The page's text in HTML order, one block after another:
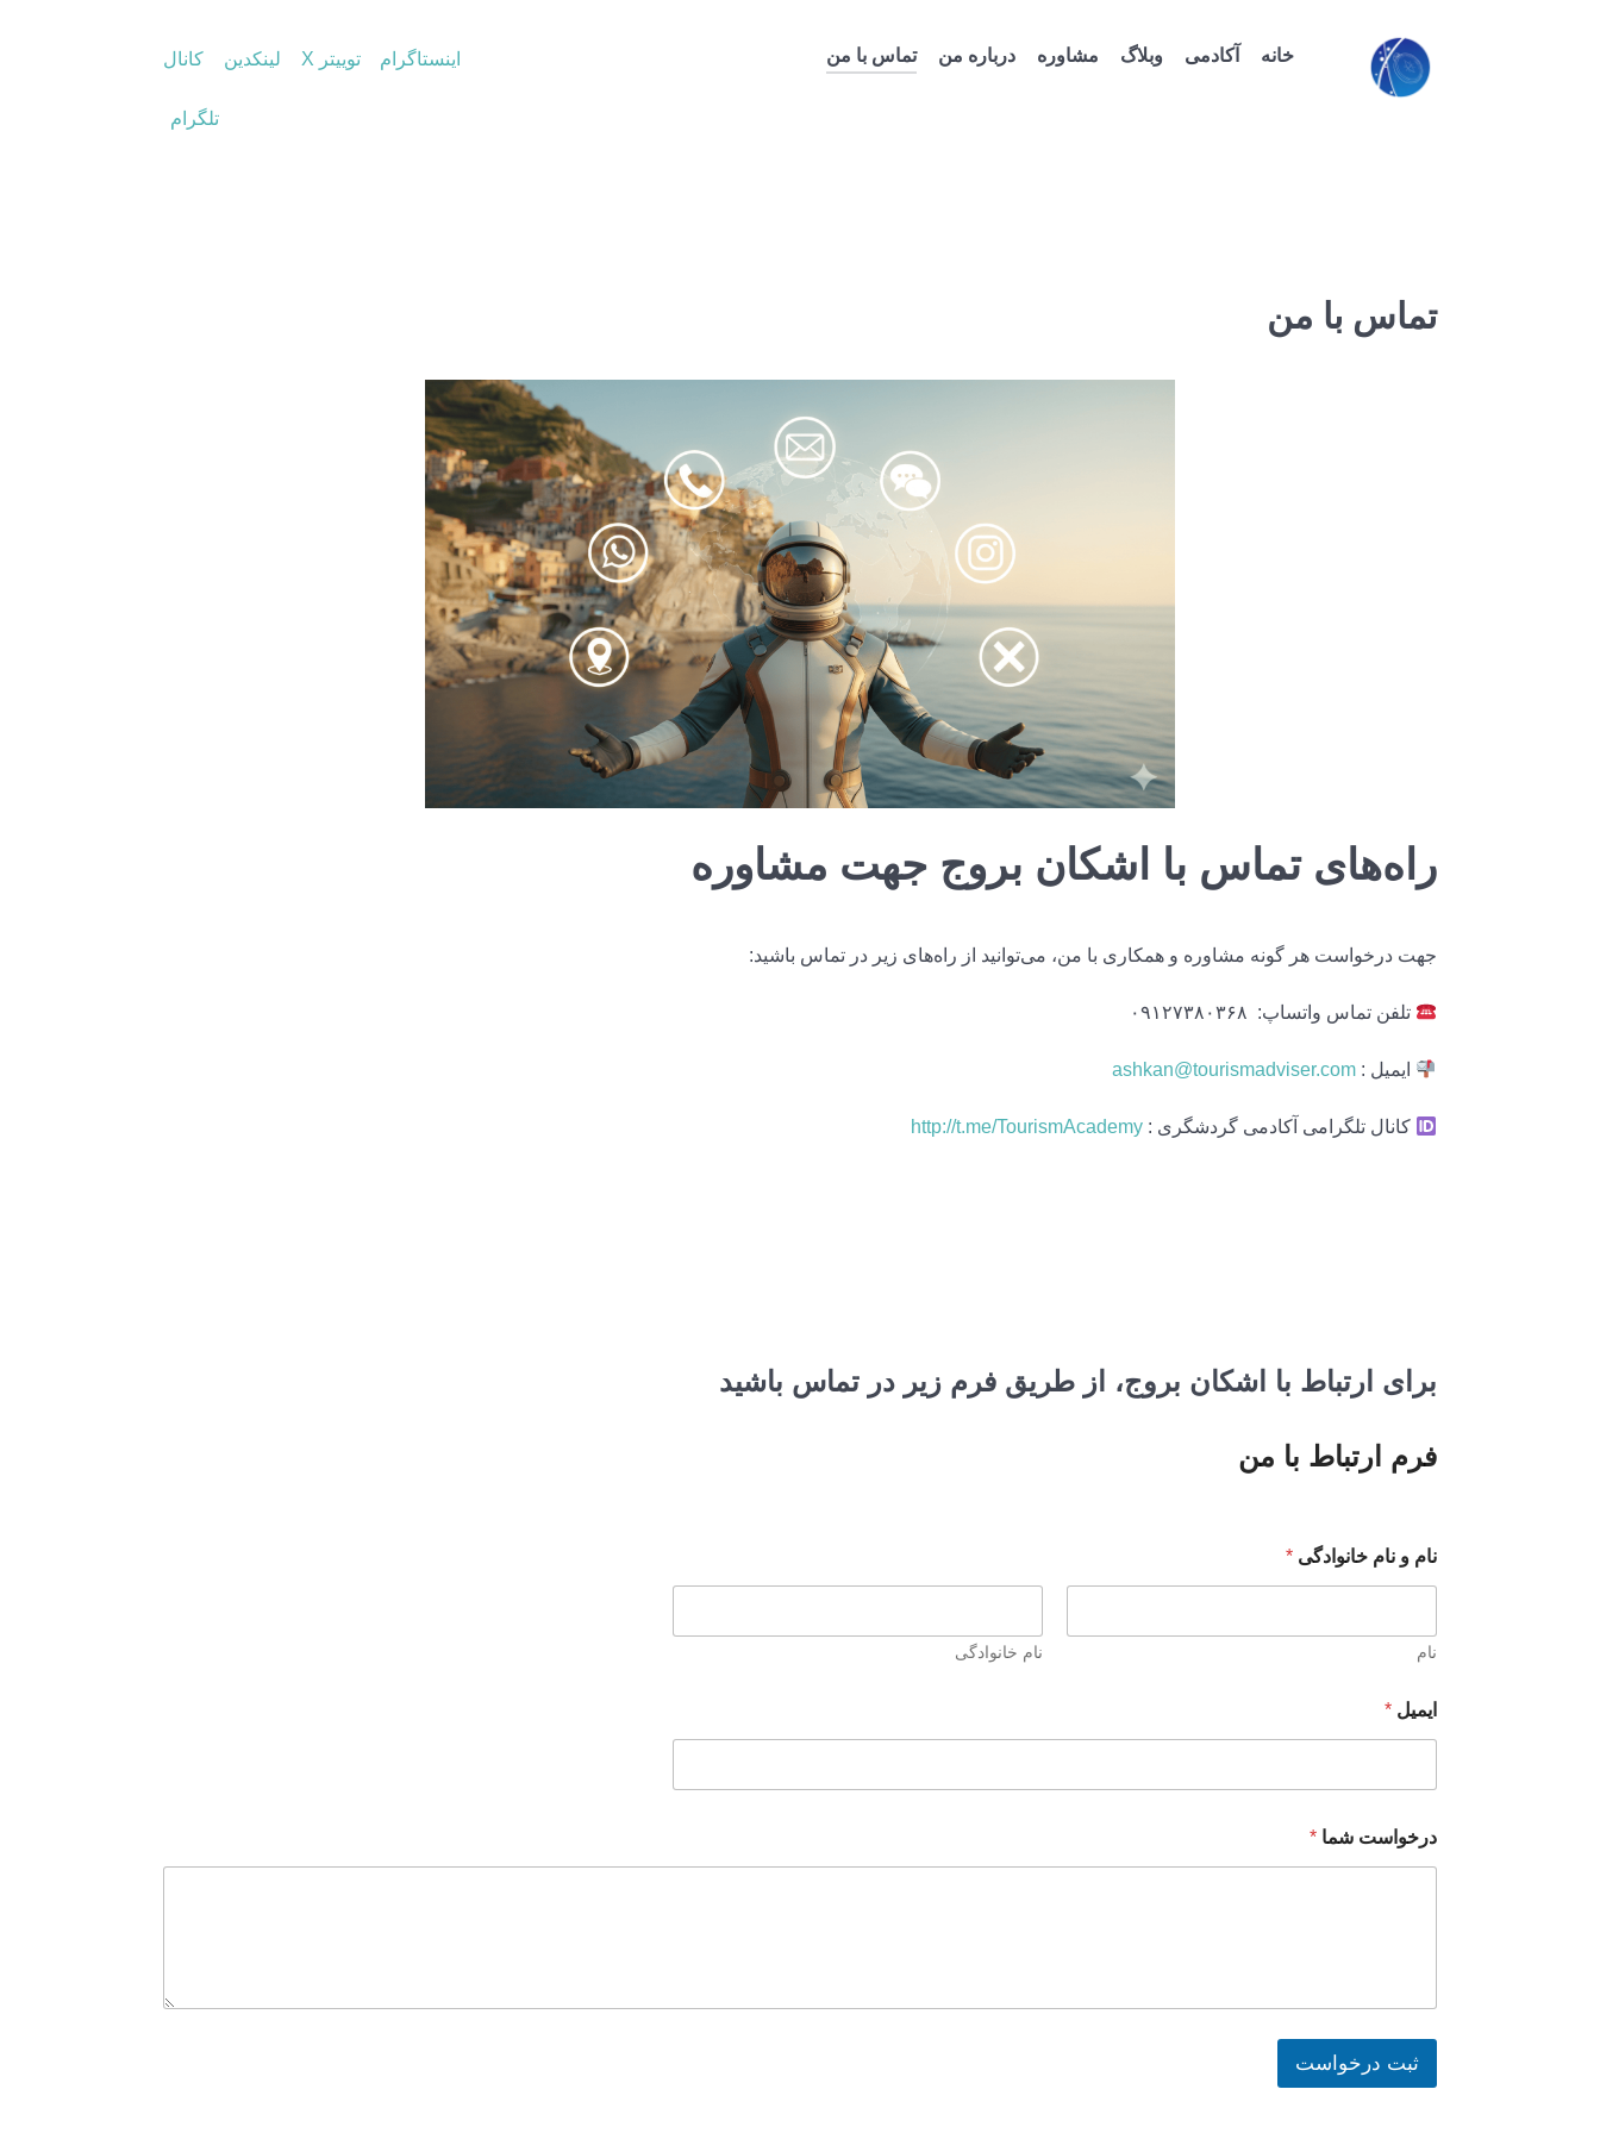
خانه آکادمی وبلاگ مشاوره درباره من تماس با من اینستاگرام توییتر X لینکدین کانال
تلگرام
تماس با من
راه‌های تماس با اشکان بروج جهت مشاوره
جهت درخواست هر گونه مشاوره و همکاری با من، می‌توانید از راه‌های زیر در تماس باشید:
تلفن تماس واتساپ: ۰۹۱۲۷۳۸۰۳۶۸
ایمیل :ashkan@tourismadviser.com
کانال تلگرامی آکادمی گردشگری :http://t.me/TourismAcademy
برای ارتباط با اشکان بروج، از طریق فرم زیر در تماس باشید
فرم ارتباط با من
نام و نام خانوادگی *
نام نام خانوادگی
ن
ا
ایمیل *
درخواست شما *
ثبت درخواست